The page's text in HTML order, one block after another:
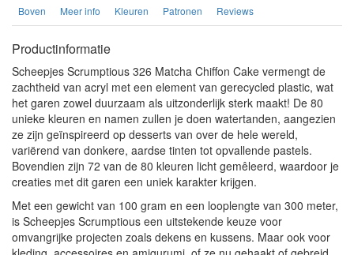
Boven Meer info Kleuren Patronen Reviews
Productinformatie
Scheepjes Scrumptious 326 Matcha Chiffon Cake vermengt de
zachtheid van acryl met een element van gerecycled plastic, wat
het garen zowel duurzaam als uitzonderlijk sterk maakt! De 80
unieke kleuren en namen zullen je doen watertanden, aangezien
ze zijn geïnspireerd op desserts van over de hele wereld,
variërend van donkere, aardse tinten tot opvallende pastels.
Bovendien zijn 72 van de 80 kleuren licht gemêleerd, waardoor je
creaties met dit garen een uniek karakter krijgen.
Met een gewicht van 100 gram en een looplengte van 300 meter,
is Scheepjes Scrumptious een uitstekende keuze voor
omvangrijke projecten zoals dekens en kussens. Maar ook voor